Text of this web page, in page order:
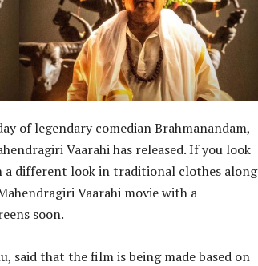
of legendary comedian Brahmanandam,
Vaarahi has released. If you look
a different look in traditional clothes along
Vaarahi movie with a
soon.
said that the film is being made based on